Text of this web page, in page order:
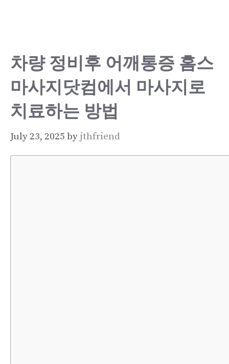
차량 정비후 어깨통증 홈스
마사지닷컴에서 마사지로
치료하는 방법
July 23, 2025 by jthfriend